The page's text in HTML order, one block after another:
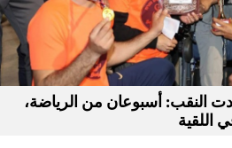
النقب: أسبوعان من الرياضة،
اللقية